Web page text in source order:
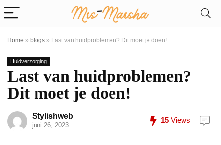
Home » blogs » Last van huidproblemen? Dit moet je doen!
Huidverzorging
Last van huidproblemen?
Dit moet je doen!
Stylishweb
juni 26, 2023
15 Views